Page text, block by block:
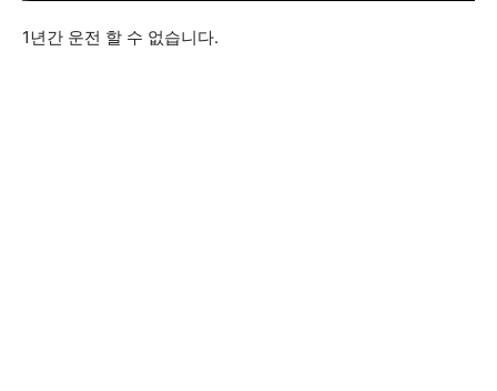
1년간 운전 할 수 없습니다.